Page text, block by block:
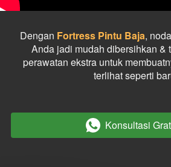
Dengan Fortress Pintu Baja,
Anda jadi mudah dibersihkan &
perawatan ekstra untuk
terlihat seperti
` Konsultasi